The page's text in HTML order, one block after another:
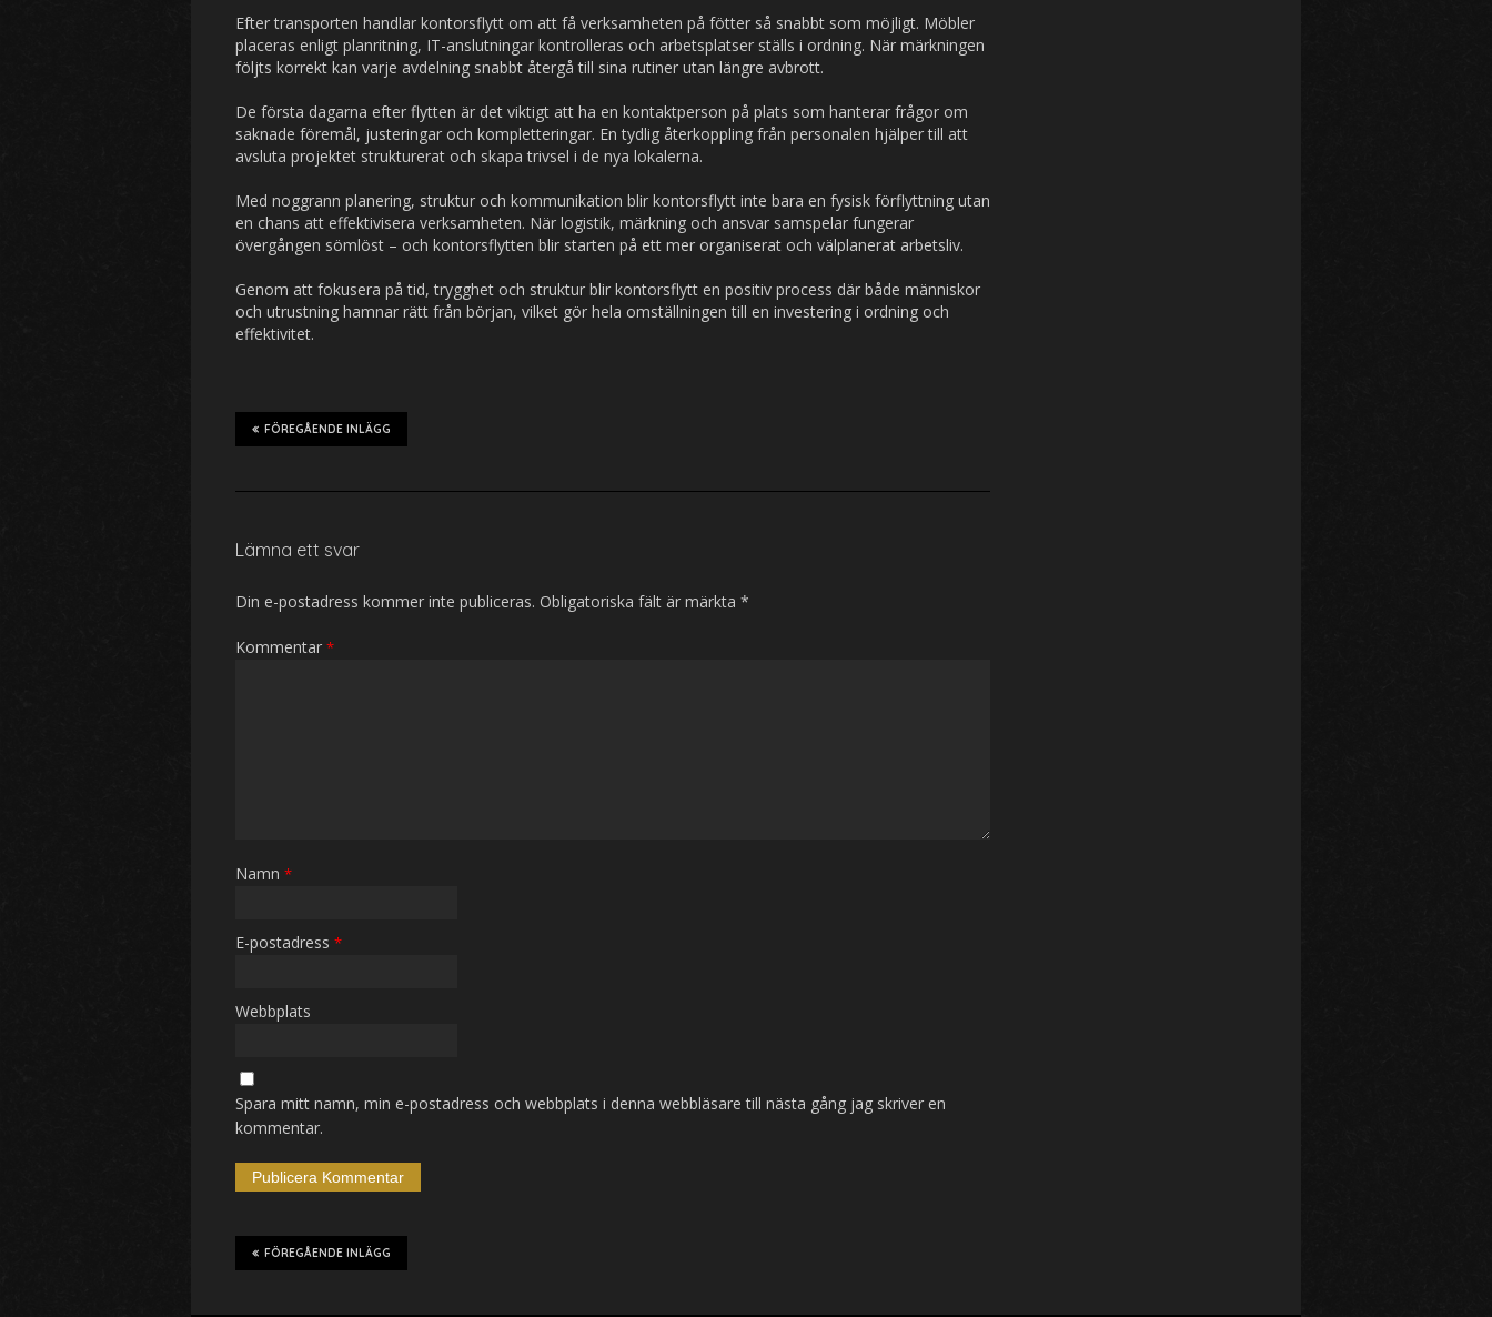
Efter transporten handlar kontorsflytt om att få verksamheten på fötter så snabbt som möjligt. Möbler
placeras enligt planritning, IT-anslutningar kontrolleras och arbetsplatser ställs i ordning. När märkningen
följts korrekt kan varje avdelning snabbt återgå till sina rutiner utan längre avbrott.
De första dagarna efter flytten är det viktigt att ha en kontaktperson på plats som hanterar frågor om
saknade föremål, justeringar och kompletteringar. En tydlig återkoppling från personalen hjälper till att
avsluta projektet strukturerat och skapa trivsel i de nya lokalerna.
Med noggrann planering, struktur och kommunikation blir kontorsflytt inte bara en fysisk förflyttning utan
en chans att effektivisera verksamheten. När logistik, märkning och ansvar samspelar fungerar
övergången sömlöst – och kontorsflytten blir starten på ett mer organiserat och välplanerat arbetsliv.
Genom att fokusera på tid, trygghet och struktur blir kontorsflytt en positiv process där både människor
och utrustning hamnar rätt från början, vilket gör hela omställningen till en investering i ordning och
effektivitet.
FÖREGÅENDE INLÄGG
Lämna ett svar
Din e-postadress kommer inte publiceras. Obligatoriska fält är märkta *
Kommentar *
Namn *
E-postadress *
Webbplats
Spara mitt namn, min e-postadress och webbplats i denna webbläsare till nästa gång jag skriver en
kommentar.
FÖREGÅENDE INLÄGG